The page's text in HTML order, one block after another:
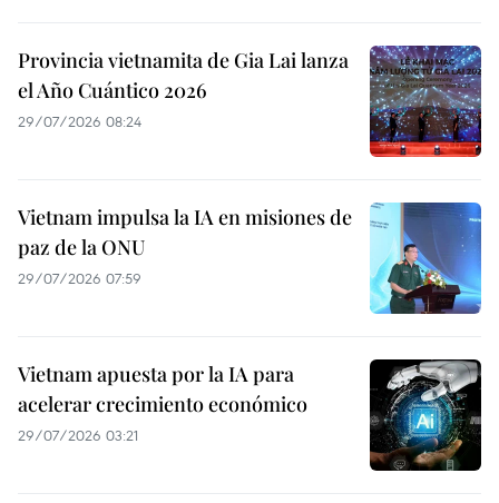
Provincia vietnamita de Gia Lai lanza
el Año Cuántico 2026
29/07/2026 08:24
Vietnam impulsa la IA en misiones de
paz de la ONU
29/07/2026 07:59
Vietnam apuesta por la IA para
acelerar crecimiento económico
29/07/2026 03:21